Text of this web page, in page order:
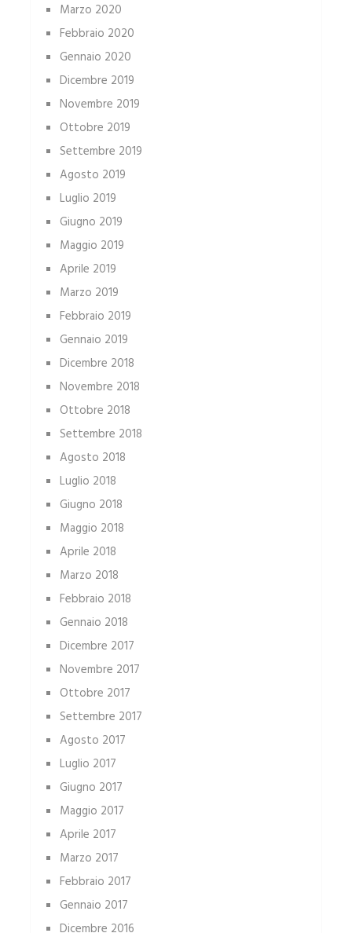
Marzo 2020
Febbraio 2020
Gennaio 2020
Dicembre 2019
Novembre 2019
Ottobre 2019
Settembre 2019
Agosto 2019
Luglio 2019
Giugno 2019
Maggio 2019
Aprile 2019
Marzo 2019
Febbraio 2019
Gennaio 2019
Dicembre 2018
Novembre 2018
Ottobre 2018
Settembre 2018
Agosto 2018
Luglio 2018
Giugno 2018
Maggio 2018
Aprile 2018
Marzo 2018
Febbraio 2018
Gennaio 2018
Dicembre 2017
Novembre 2017
Ottobre 2017
Settembre 2017
Agosto 2017
Luglio 2017
Giugno 2017
Maggio 2017
Aprile 2017
Marzo 2017
Febbraio 2017
Gennaio 2017